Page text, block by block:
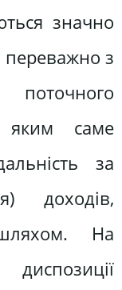
значно
переважно з
поточного
яким саме
за
доходів,
На